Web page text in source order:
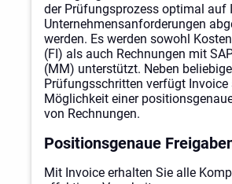
der Prüfungsprozess optimal auf
Unternehmensanforderungen
werden. Es werden sowohl
(FI) als auch Rechnungen mit
(MM) unterstützt. Neben
Prüfungsschritten verfügt Invoice
Möglichkeit einer
von Rechnungen.
Positionsgenaue
Mit Invoice erhalten Sie alle